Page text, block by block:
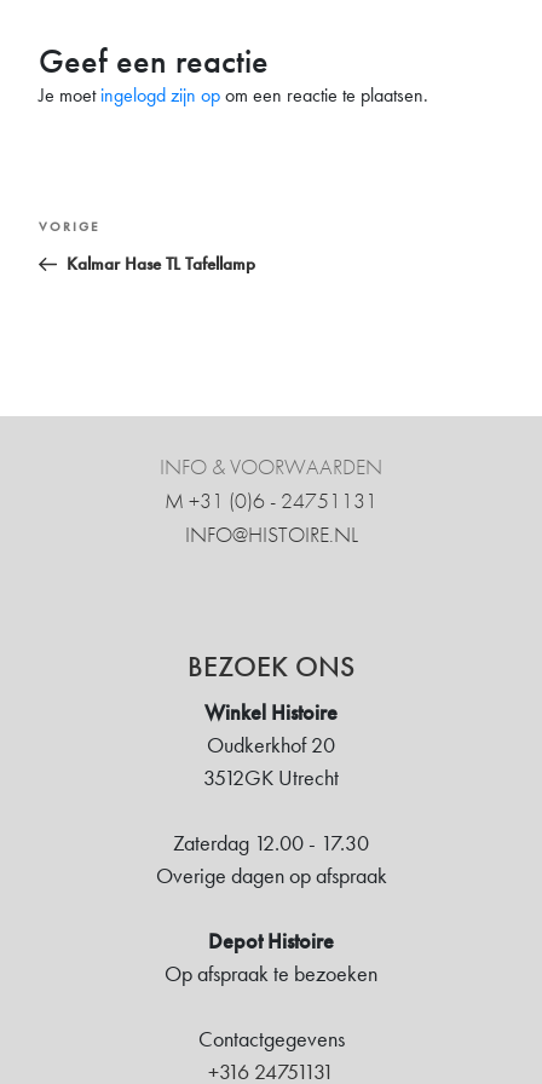
Geef een reactie
Je moetingelogd zijn opom een reactie te plaatsen.
Bericht
navigatie
Vorig
bericht
VORIGE
Kalmar Hase TL Tafellamp
INFO & VOORWAARDEN
M +31 ‍(0)6 - 24751131
INFO@HISTOIRE.NL
BEZOEK ONS
Winkel Histoire
Oudkerkhof 20
3512GK Utrecht
Zaterdag 12.00 - 17.30
Overige dagen op afspraak
Depot Histoire
Op afspraak te bezoeken
Contactgegevens
+316 24751131